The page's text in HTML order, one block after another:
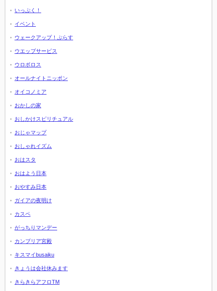
いっぷく！
イベント
ウェークアップ！ぷらす
ウエッブサービス
ウロボロス
オールナイトニッポン
オイコノミア
おかしの家
おしかけスピリチュアル
おじゃマップ
おしゃれイズム
おはスタ
おはよう日本
おやすみ日本
ガイアの夜明け
カスペ
がっちりマンデー
カンブリア宮殿
キスマイbusaiku
きょうは会社休みます
きらきらアフロTM